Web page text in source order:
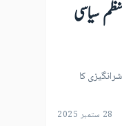
سیاسی
کا
28 ستمبر 2025